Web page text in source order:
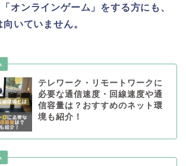
オンラインゲーム」をする方にも、
いていません。
テレワーク・リモートワークに
必要な通信速度・回線速度や通
信容量は？おすすめのネット環
境も紹介！